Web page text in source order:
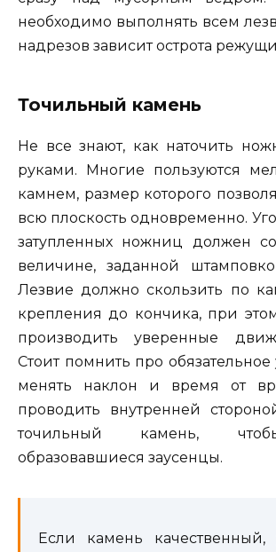
необходимо выполнять всем
надрезов зависит острота
Точильный камень
Не все знают, как наточить
руками. Многие пользуются
камнем, размер которого
всю плоскость одновременно.
затупленных ножниц должен
величине, заданной
Лезвие должно скользить по
крепления до кончика, при
производить уверенные
Стоит помнить про
менять наклон и время от
проводить внутренней
точильный камень,
образовавшиеся заусенцы.
Если камень